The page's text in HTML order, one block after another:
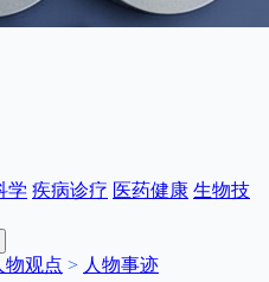
学 疾病诊疗 医药健康 生物技
物观点 > 人物事迹